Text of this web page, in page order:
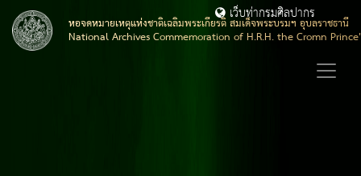
หอจดหมายเหตุแห่งชาติเฉลิมพระเกียรติ สมเด็จพระบรมฯ อุบลราชธานี
National Archives Commemoration of H.R.H. the Cromn
เว็บท่ากรมศิลปากร